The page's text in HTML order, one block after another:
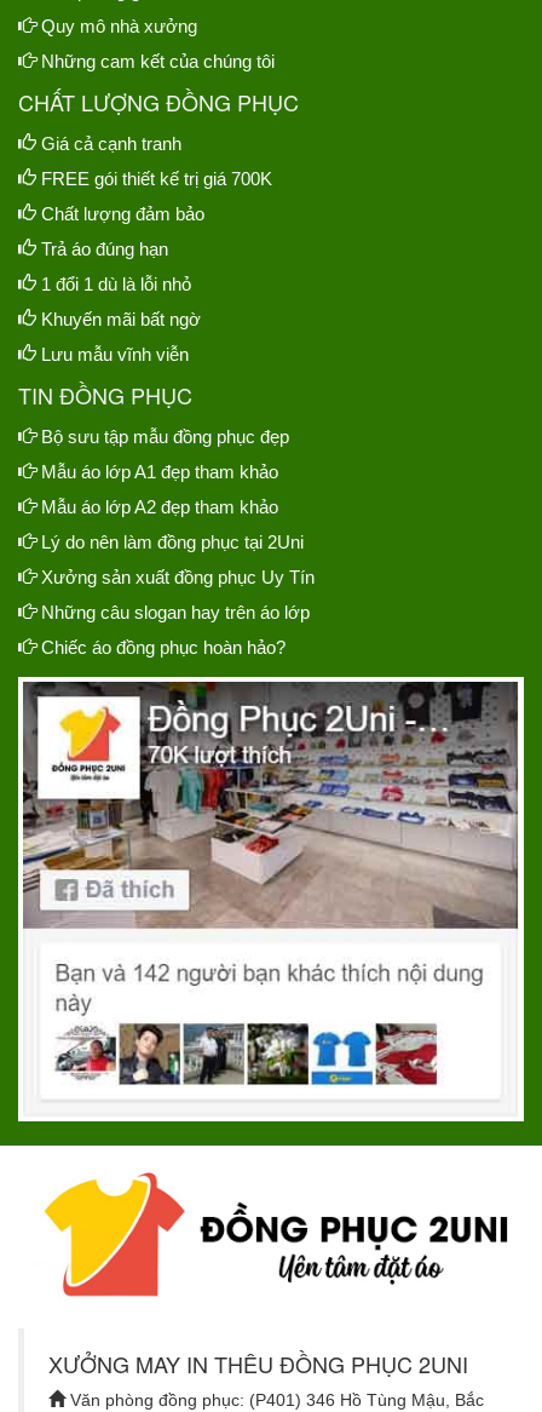
Quy mô nhà xưởng
Những cam kết của chúng tôi
CHẤT LƯỢNG ĐỒNG PHỤC
Giá cả cạnh tranh
FREE gói thiết kế trị giá 700K
Chất lượng đảm bảo
Trả áo đúng hạn
1 đổi 1 dù là lỗi nhỏ
Khuyến mãi bất ngờ
Lưu mẫu vĩnh viễn
TIN ĐỒNG PHỤC
Bộ sưu tập mẫu đồng phục đẹp
Mẫu áo lớp A1 đẹp tham khảo
Mẫu áo lớp A2 đẹp tham khảo
Lý do nên làm đồng phục tại 2Uni
Xưởng sản xuất đồng phục Uy Tín
Những câu slogan hay trên áo lớp
Chiếc áo đồng phục hoàn hảo?
XƯỞNG MAY IN THÊU ĐỒNG PHỤC 2UNI
Văn phòng đồng phục: (P401) 346 Hồ Tùng Mậu, Bắc